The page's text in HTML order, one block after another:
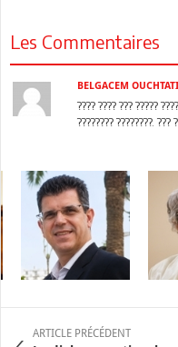
Les Commentaires
BELGACEM OUCHTATI
???? ???? ??? ?????
???????? ????????. ???
ARTICLE PRÉCÉDENT